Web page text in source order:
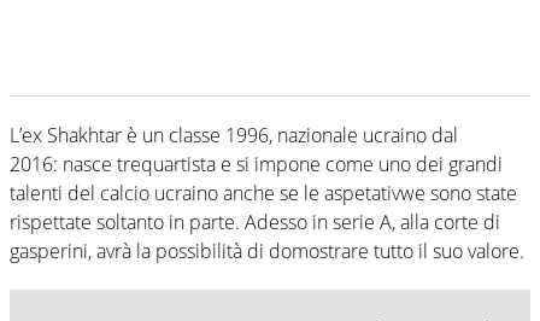
L’ex Shakhtar è un classe 1996, nazionale ucraino dal
2016: nasce trequartista e si impone come uno dei grandi
talenti del calcio ucraino anche se le aspetativwe sono state
rispettate soltanto in parte. Adesso in serie A, alla corte di
gasperini, avrà la possibilità di domostrare tutto il suo valore.